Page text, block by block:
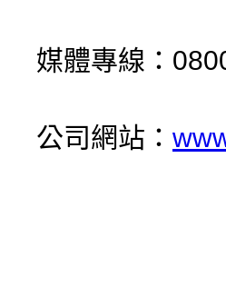
媒體專線：
公司網站：